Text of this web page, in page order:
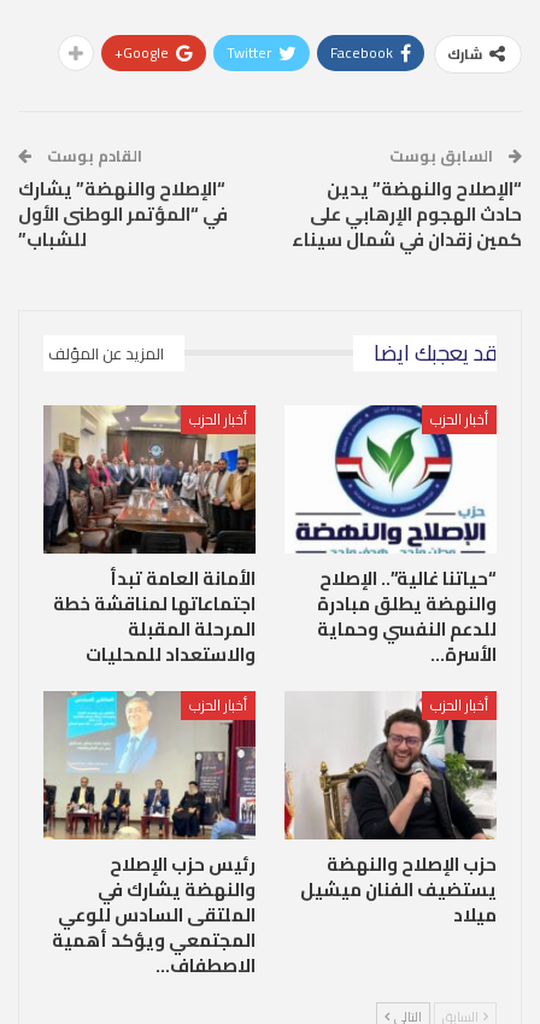
شارك Facebook
Twitter
Google+
السابق بوست
“الإصلاح والنهضة” يدين
حادث الهجوم الإرهابي على
كمين زقدان في شمال سيناء
القادم بوست
“الإصلاح والنهضة” يشارك
في “المؤتمر الوطنى الأول
للشباب”
قد يعجبك ايضا المزيد عن المؤلف
أخبار الحزب
“حياتنا غالية”.. الإصلاح
والنهضة يطلق مبادرة
للدعم النفسي وحماية
الأسرة…
أخبار الحزب
الأمانة العامة تبدأ
اجتماعاتها لمناقشة خطة
المرحلة المقبلة
والاستعداد للمحليات
أخبار الحزب
حزب الإصلاح والنهضة
يستضيف الفنان ميشيل
ميلاد
أخبار الحزب
رئيس حزب الإصلاح
والنهضة يشارك في
الملتقى السادس للوعي
المجتمعي ويؤكد أهمية
الاصطفاف…
السابق التالي